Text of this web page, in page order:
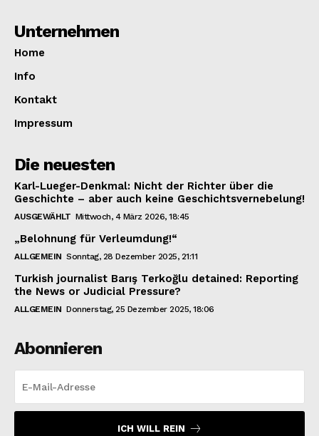
Unternehmen
Home
Info
Kontakt
Impressum
Die neuesten
Karl-Lueger-Denkmal: Nicht der Richter über die
Geschichte – aber auch keine Geschichtsvernebelung!
AUSGEWÄHLT Mittwoch, 4 März 2026, 18:45
„Belohnung für Verleumdung!“
ALLGEMEIN Sonntag, 28 Dezember 2025, 21:11
Turkish journalist Barış Terkoğlu detained: Reporting
the News or Judicial Pressure?
ALLGEMEIN Donnerstag, 25 Dezember 2025, 18:06
Abonnieren
ICH WILL REIN